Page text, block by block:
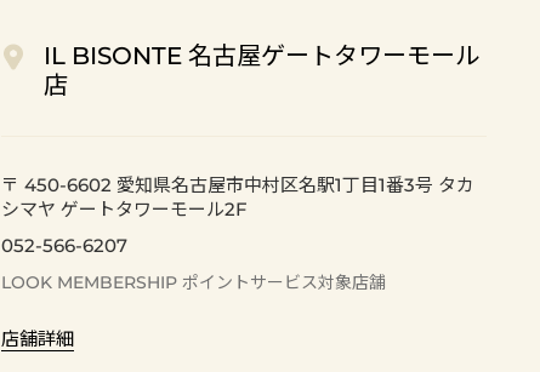
IL BISONTE 名古屋ゲートタワーモール
店
〒 450-6602 愛知県名古屋市中村区名駅1丁目1番3号 タカ
シマヤ ゲートタワーモール2F
052-566-6207
LOOK MEMBERSHIP ポイントサービス対象店舗
店舗詳細